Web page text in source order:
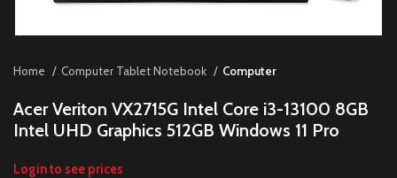
Home Computer Tablet Notebook Computer
Acer Veriton VX2715G Intel Core i3-13100 8GB
Intel UHD Graphics 512GB Windows 11 Pro
Login to see prices